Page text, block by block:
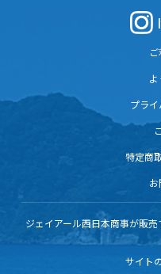
プラ
特定商
ジェイアール西日本商事が販
サイト